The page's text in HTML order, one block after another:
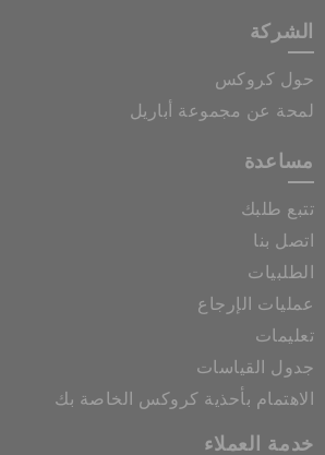
الشركة
حول كروكس
لمحة عن مجموعة أباريل
مساعدة
تتبع طلبك
اتصل بنا
الطلبيات
عمليات الإرجاع
تعليمات
جدول القياسات
الاهتمام بأحذية كروكس الخاصة بك
خدمة العملاء